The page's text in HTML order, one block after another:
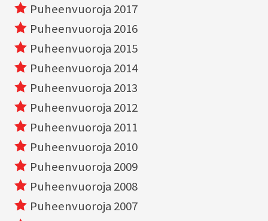
Puheenvuoroja 2017
Puheenvuoroja 2016
Puheenvuoroja 2015
Puheenvuoroja 2014
Puheenvuoroja 2013
Puheenvuoroja 2012
Puheenvuoroja 2011
Puheenvuoroja 2010
Puheenvuoroja 2009
Puheenvuoroja 2008
Puheenvuoroja 2007